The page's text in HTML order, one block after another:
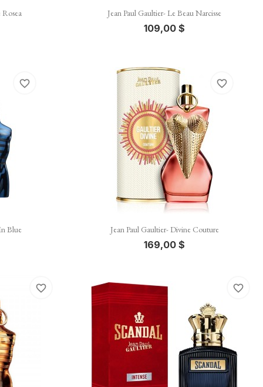
Vista rápida
Jean Paul Gaultier- Le Beau Narcisse
109,00 $
Blue
favorite_border
Vista rápida
Jean Paul Gaultier- Divine Couture
169,00 $
favorite_border
favorite_border favorite_border